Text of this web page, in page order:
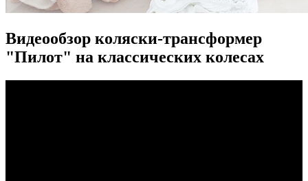
Видеообзор коляски-трансформер
"Пилот" на классических колесах